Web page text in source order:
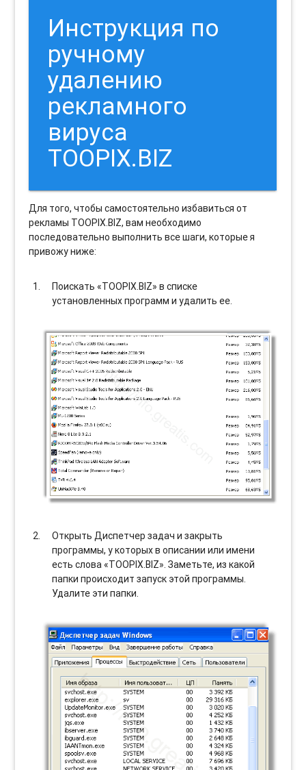
Инструкция по
ручному
удалению
рекламного
вируса
TOOPIX.BIZ
Для того, чтобы самостоятельно избавиться от
рекламы TOOPIX.BIZ, вам необходимо
последовательно выполнить все шаги, которые я
привожу ниже:
Поискать «TOOPIX.BIZ» в списке
установленных программ и удалить ее.
Открыть Диспетчер задач и закрыть
программы, у которых в описании или имени
есть слова «TOOPIX.BIZ». Заметьте, из какой
папки происходит запуск этой программы.
Удалите эти папки.